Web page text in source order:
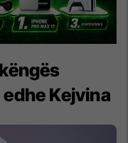
Kejvina